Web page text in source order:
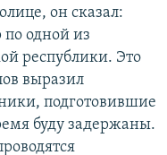
он сказал:
по одной из
республики. Это
выразил
подготовившие
буду задержаны.